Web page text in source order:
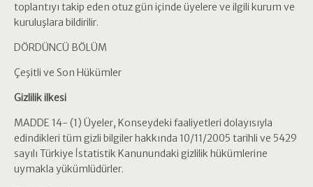
toplantıyı takip eden otuz gün içinde üyelere ve ilgili kurum ve
kuruluşlara bildirilir.
DÖRDÜNCÜ BÖLÜM
Çeşitli ve Son Hükümler
Gizlilik ilkesi
MADDE 14- (1) Üyeler, Konseydeki faaliyetleri dolayısıyla
edindikleri tüm gizli bilgiler hakkında 10/11/2005 tarihli ve 5429
sayılı Türkiye İstatistik Kanunundaki gizlilik hükümlerine
uymakla yükümlüdürler.